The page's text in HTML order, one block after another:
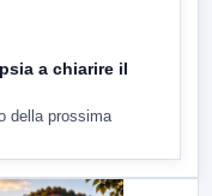
a chiarire il
della prossima